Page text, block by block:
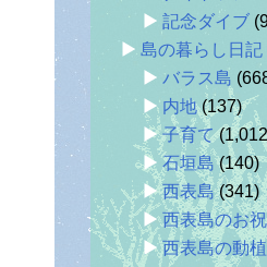
記念ダイブ
島の暮らし日記
バラス島
内地(137)
子育て
石垣島(140)
西表島(341)
西表島のお
西表島の動